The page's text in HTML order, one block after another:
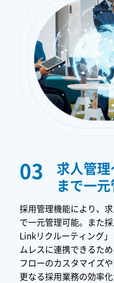
03
求人管
まで一
採用管理機能により、
で一元管理可能。また
Linkリクルーティング
ムレスに連携できるた
フローのカスタマイズ
更なる採用業務の効率化